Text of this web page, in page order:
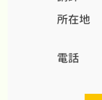
所在地
電話